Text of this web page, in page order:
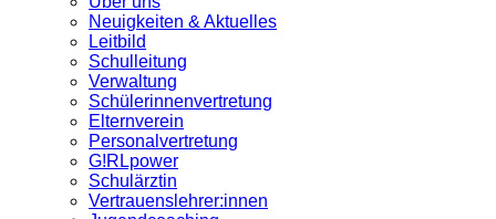
Neuigkeiten & Aktuelles
Leitbild
Schulleitung
Verwaltung
Schülerinnenvertretung
Elternverein
Personalvertretung
G!RLpower
Schulärztin
Vertrauenslehrer:innen